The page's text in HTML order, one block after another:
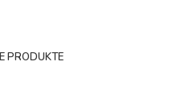
PRODUKTE